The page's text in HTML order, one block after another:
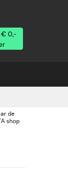
€ 0,-